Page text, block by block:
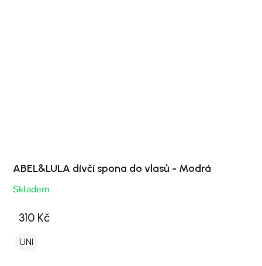
ABEL&LULA dívčí spona do vlasů - Modrá
Skladem
310 Kč
UNI